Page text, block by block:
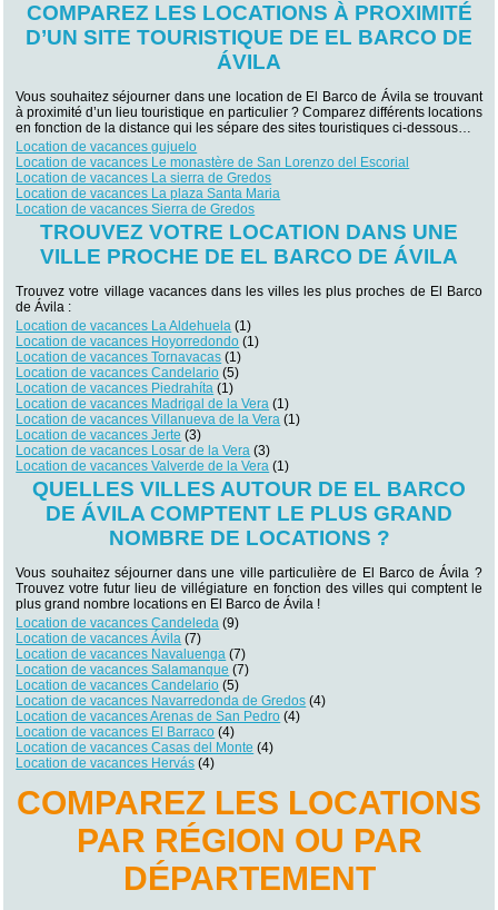
COMPAREZ LES LOCATIONS À PROXIMITÉ
D’UN SITE TOURISTIQUE DE EL BARCO DE
ÁVILA
Vous souhaitez séjourner dans une location de El Barco de Ávila se trouvant
à proximité d’un lieu touristique en particulier ? Comparez différents locations
en fonction de la distance qui les sépare des sites touristiques ci-dessous…
Location de vacances gujuelo
Location de vacances Le monastère de San Lorenzo del Escorial
Location de vacances La sierra de Gredos
Location de vacances La plaza Santa Maria
Location de vacances Sierra de Gredos
TROUVEZ VOTRE LOCATION DANS UNE
VILLE PROCHE DE EL BARCO DE ÁVILA
Trouvez votre village vacances dans les villes les plus proches de El Barco
de Ávila :
Location de vacances La Aldehuela (1)
Location de vacances Hoyorredondo (1)
Location de vacances Tornavacas (1)
Location de vacances Candelario (5)
Location de vacances Piedrahíta (1)
Location de vacances Madrigal de la Vera (1)
Location de vacances Villanueva de la Vera (1)
Location de vacances Jerte (3)
Location de vacances Losar de la Vera (3)
Location de vacances Valverde de la Vera (1)
QUELLES VILLES AUTOUR DE EL BARCO
DE ÁVILA COMPTENT LE PLUS GRAND
NOMBRE DE LOCATIONS ?
Vous souhaitez séjourner dans une ville particulière de El Barco de Ávila ?
Trouvez votre futur lieu de villégiature en fonction des villes qui comptent le
plus grand nombre locations en El Barco de Ávila !
Location de vacances Candeleda (9)
Location de vacances Ávila (7)
Location de vacances Navaluenga (7)
Location de vacances Salamanque (7)
Location de vacances Candelario (5)
Location de vacances Navarredonda de Gredos (4)
Location de vacances Arenas de San Pedro (4)
Location de vacances El Barraco (4)
Location de vacances Casas del Monte (4)
Location de vacances Hervás (4)
COMPAREZ LES LOCATIONS
PAR RÉGION OU PAR
DÉPARTEMENT